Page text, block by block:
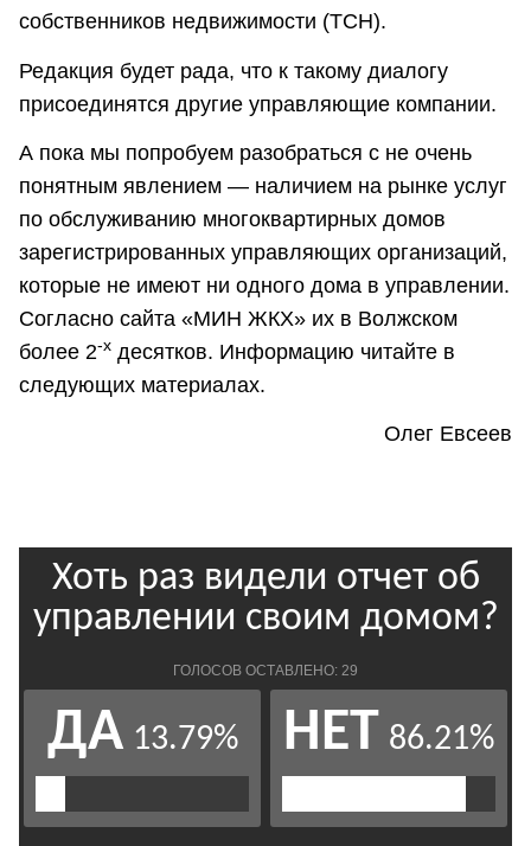
собственников недвижимости (ТСН).
Редакция будет рада, что к такому диалогу
присоединятся другие управляющие компании.
А пока мы попробуем разобраться с не очень
понятным явлением — наличием на рынке услуг
по обслуживанию многоквартирных домов
зарегистрированных управляющих организаций,
которые не имеют ни одного дома в управлении.
Согласно сайта «МИН ЖКХ» их в Волжском
более 2-х десятков. Информацию читайте в
следующих материалах.
Олег Евсеев